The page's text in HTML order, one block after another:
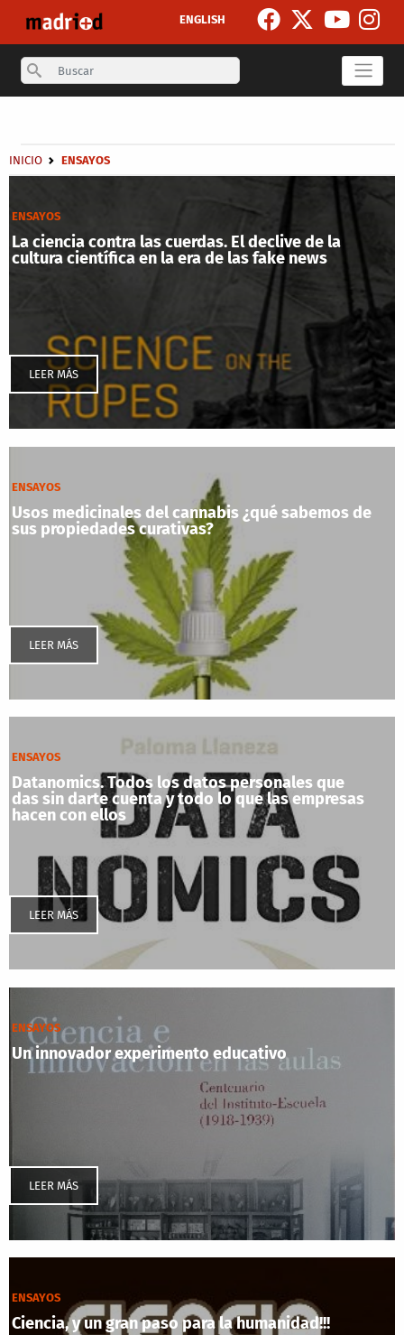
ENGLISH
Search
Sobrescribir enlaces de ayuda a la navegación
INICIO ENSAYOS
ENSAYOS
La ciencia contra las cuerdas. El declive de la
cultura científica en la era de las fake news
LEER MÁS
ENSAYOS
Usos medicinales del cannabis ¿qué sabemos de
sus propiedades curativas?
LEER MÁS
ENSAYOS
Datanomics. Todos los datos personales que
das sin darte cuenta y todo lo que las empresas
hacen con ellos
LEER MÁS
ENSAYOS
Un innovador experimento educativo
LEER MÁS
ENSAYOS
Ciencia, y un gran paso para la humanidad!!!